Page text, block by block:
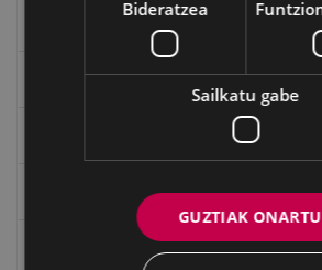
EXFIBAR
Eibarko Fonoteka
Bideratzea
Sailkatu gabe
GUZTIAK ONARTU